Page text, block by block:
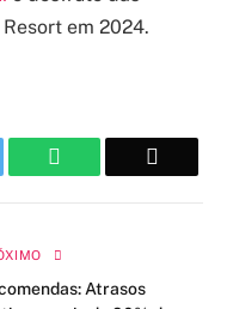
em 2024.
WhatsApp
Atrasos